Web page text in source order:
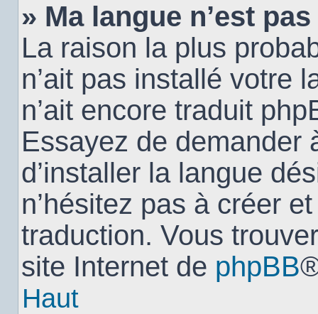
» Ma langue n’est
La raison la plus
n’ait pas installé votre
n’ait encore traduit
Essayez de demander
d’installer la langue
n’hésitez pas à créer
traduction. Vous
site Internet de phpBB
Haut